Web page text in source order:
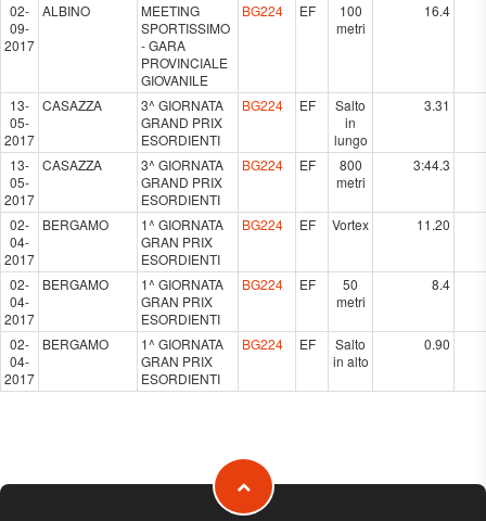
02-
09-
2017
ALBINO
MEETING
SPORTISSIMO
- GARA
PROVINCIALE
GIOVANILE
BG224 EF
100
metri
16.4
13-
05-
2017
CASAZZA
3^ GIORNATA
GRAND PRIX
ESORDIENTI
BG224 EF
Salto
in
lungo
3.31
13-
05-
2017
CASAZZA
3^ GIORNATA
GRAND PRIX
ESORDIENTI
BG224 EF
800
metri
3:44.3
02-
04-
2017
BERGAMO
1^ GIORNATA
GRAN PRIX
ESORDIENTI
BG224 EF Vortex 11.20
02-
04-
2017
BERGAMO
1^ GIORNATA
GRAN PRIX
ESORDIENTI
BG224 EF
50
metri
8.4
02-
04-
2017
BERGAMO
1^ GIORNATA
GRAN PRIX
ESORDIENTI
BG224 EF
Salto
in alto
0.90